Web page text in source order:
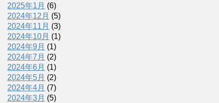
2025年1月 (6)
2024年12月 (5)
2024年11月 (3)
2024年10月 (1)
2024年9月 (1)
2024年7月 (2)
2024年6月 (1)
2024年5月 (2)
2024年4月 (7)
2024年3月 (5)